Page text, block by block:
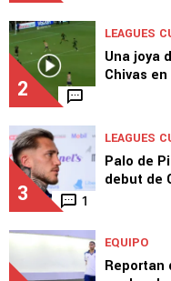
2
LEAGUES
Una joya
Chivas
3 1
LEAGUES
Palo de
debut de
EQUIPO
Reportan